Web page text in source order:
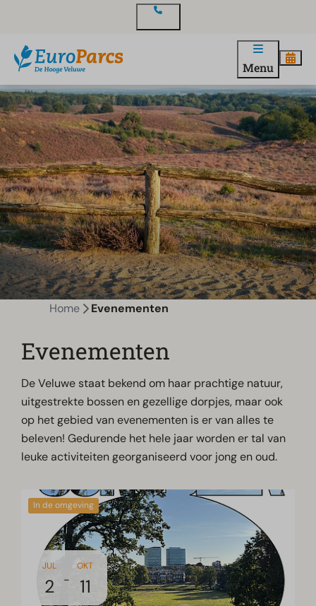
Menu
Home Evenementen
Evenementen
De Veluwe staat bekend om haar prachtige natuur,
uitgestrekte bossen en gezellige dorpjes, maar ook
op het gebied van evenementen is er van alles te
beleven! Gedurende het hele jaar worden er tal van
leuke activiteiten georganiseerd voor jong en oud.
In de omgeving
JUL
2 -
OKT
11